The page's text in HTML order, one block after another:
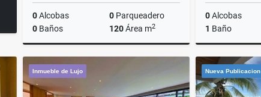
0Alcobas 0 Parqueadero
0 Baños 120Área m2
$19.200.000
0Alcobas
1 Baño
Inmueble de Lujo Nueva Publicacion